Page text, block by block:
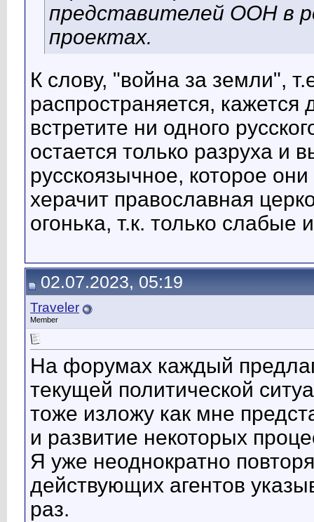
представителей ООН в
проектах.
К слову, "война за земли",
распространяется,
встретите ни одного
остается только разруха
русскоязычное, которое
херачит православная
огонька, т.к. только слабые
02.07.2023, 05:19
Traveler
Member
На форумах каждый
текущей политической
тоже изложу как мне
и развитие некоторых
Я уже неоднократно
действующих агентов
раз.